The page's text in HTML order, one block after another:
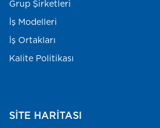
Grup Şirketleri
İş Modelleri
İş Ortakları
Kalite Politikası
SITE HARITASI